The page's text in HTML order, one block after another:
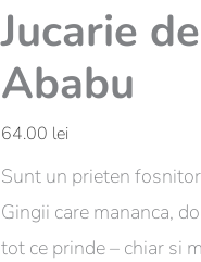
Jucarie
Ababu
64.00 lei
Sunt un prieten
Gingii care mananca,
tot ce prinde – chiar si
dentitie
-
-
Ababu